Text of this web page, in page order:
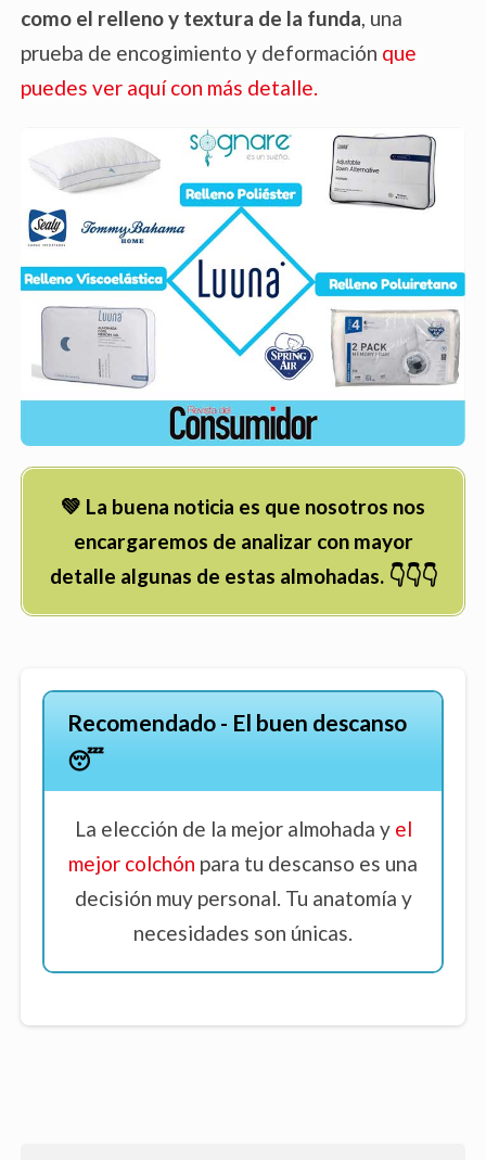
como el relleno y textura de la funda, una
prueba de encogimiento y deformación que
puedes ver aquí con más detalle.
💚 La buena noticia es que nosotros nos
encargaremos de analizar con mayor
detalle algunas de estas almohadas. 👇👇👇
Recomendado - El buen descanso
😴
La elección de la mejor almohada y el
mejor colchón para tu descanso es una
decisión muy personal. Tu anatomía y
necesidades son únicas.